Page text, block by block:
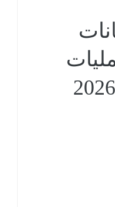
مديرية...اليوم الخميس، 2 يوليو 2026